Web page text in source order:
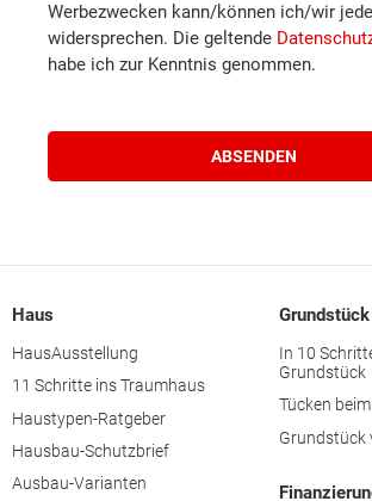
Waidhofen an der Thaya
Zwettl
Freistadt
Gmunden
Werbezwecken kann/können ich/wir
widersprechen. Die geltende
habe ich zur Kenntnis genommen.
Haus
HausAusstellung
11 Schritte ins Traumhaus
Haustypen-Ratgeber
Hausbau-Schutzbrief
Ausbau-Varianten
Grundstück
In 10
Grundstück
Tücken
Grundstück